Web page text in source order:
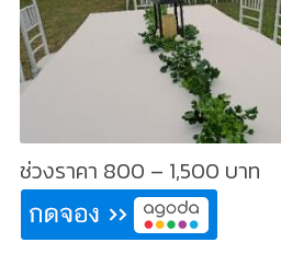
ช่วงราคา 800 – 1,500 บาท